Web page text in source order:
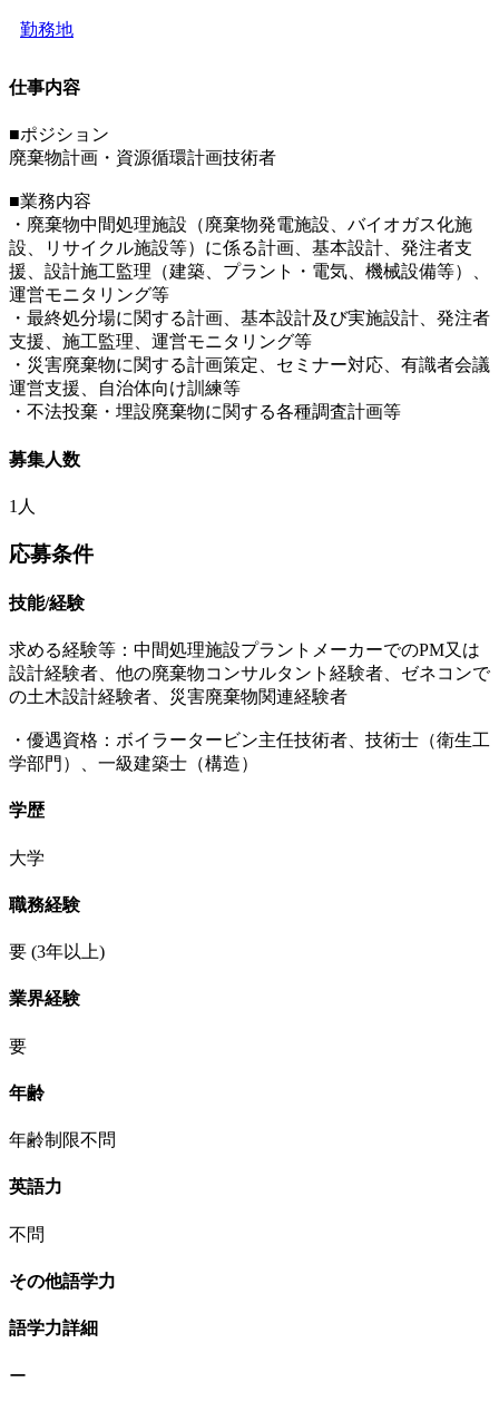
勤務地
仕事内容
■ポジション
廃棄物計画・資源循環計画技術者
■業務内容
・廃棄物中間処理施設（廃棄物発電施設、バイオガス化施
設、リサイクル施設等）に係る計画、基本設計、発注者支
援、設計施工監理（建築、プラント・電気、機械設備等）、
運営モニタリング等
・最終処分場に関する計画、基本設計及び実施設計、発注者
支援、施工監理、運営モニタリング等
・災害廃棄物に関する計画策定、セミナー対応、有識者会議
運営支援、自治体向け訓練等
・不法投棄・埋設廃棄物に関する各種調査計画等
募集人数
1人
応募条件
技能/経験
求める経験等：中間処理施設プラントメーカーでのPM又は
設計経験者、他の廃棄物コンサルタント経験者、ゼネコンで
の土木設計経験者、災害廃棄物関連経験者
・優遇資格：ボイラータービン主任技術者、技術士（衛生工
学部門）、一級建築士（構造）
学歴
大学
職務経験
要 (3年以上)
業界経験
要
年齢
年齢制限不問
英語力
不問
その他語学力
語学力詳細
ー